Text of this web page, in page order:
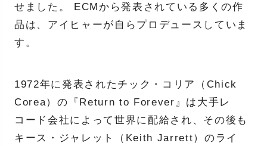
せました。 ECMから発表されている多くの作
品は、アイヒャーが自らプロデュースしていま
す。
1972年に発表されたチック・コリア（Chick
Corea）の『Return to Forever』は大手レ
コード会社によって世界に配給され、その後も
キース・ジャレット（Keith Jarrett）のライ